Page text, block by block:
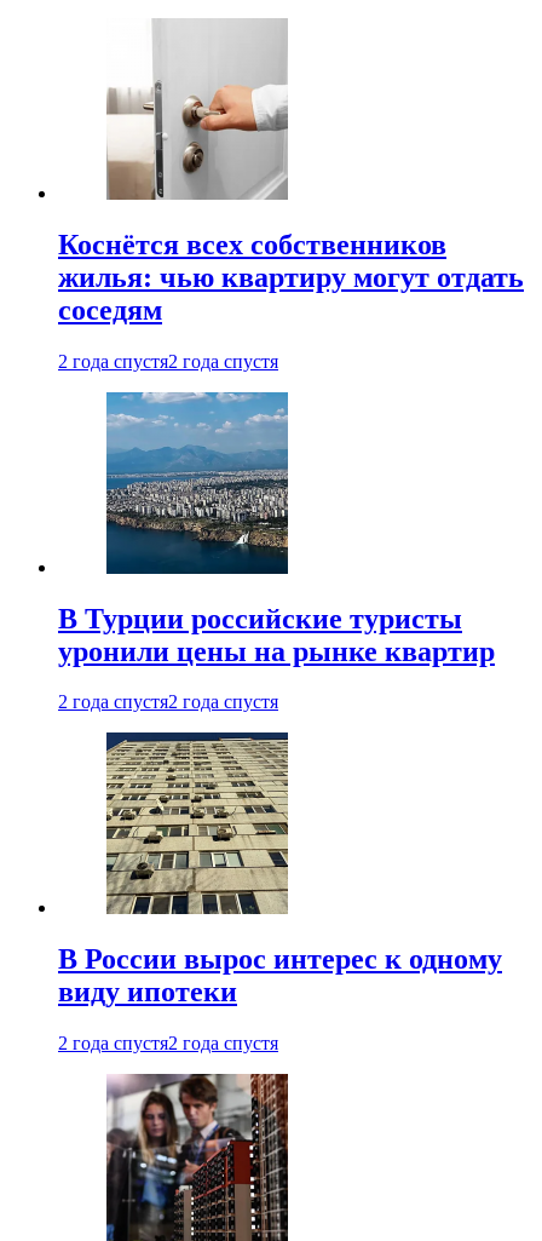
Коснётся всех собственников
жилья: чью квартиру могут отдать
соседям
2 года спустя2 года спустя
В Турции российские туристы
уронили цены на рынке квартир
2 года спустя2 года спустя
В России вырос интерес к одному
виду ипотеки
2 года спустя2 года спустя